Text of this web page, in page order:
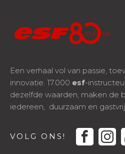
Een verhaal vol van passie,
innovatie. 17.000 esf-
dezelfde waarden, maken de
iedereen, duurzaam en gastvrij.
VOLG ONS! facebook instagram